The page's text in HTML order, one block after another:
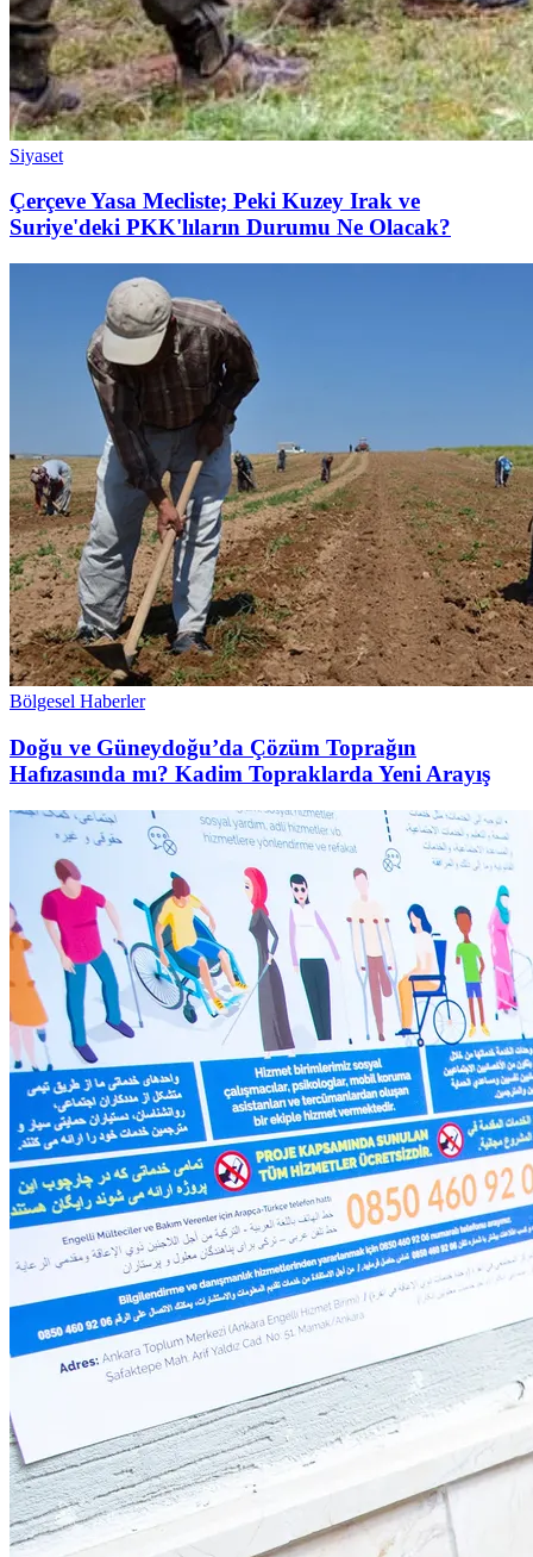
Siyaset
Çerçeve Yasa Mecliste; Peki Kuzey Irak ve
Suriye'deki PKK'lıların Durumu Ne Olacak?
Bölgesel Haberler
Doğu ve Güneydoğu’da Çözüm Toprağın
Hafızasında mı? Kadim Topraklarda Yeni Arayış